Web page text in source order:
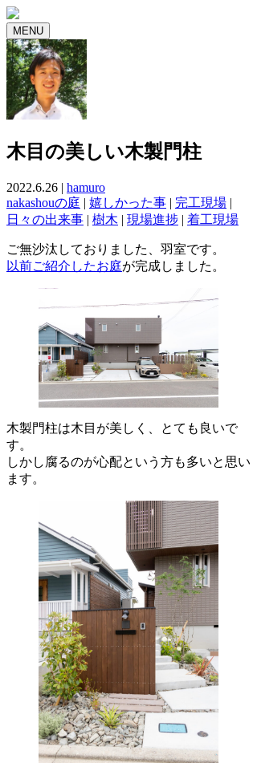
MENU
木目の美しい木製門柱
2022.6.26 | hamuro
nakashouの庭 | 嬉しかった事 | 完工現場 |
日々の出来事 | 樹木 | 現場進捗 | 着工現場
ご無沙汰しておりました、羽室です。
以前ご紹介したお庭が完成しました。
木製門柱は木目が美しく、とても良いで
す。
しかし腐るのが心配という方も多いと思い
ます。